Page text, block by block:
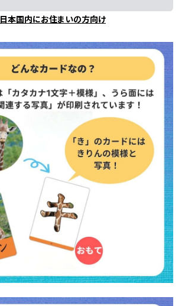
日本国内にお住まいの方向け